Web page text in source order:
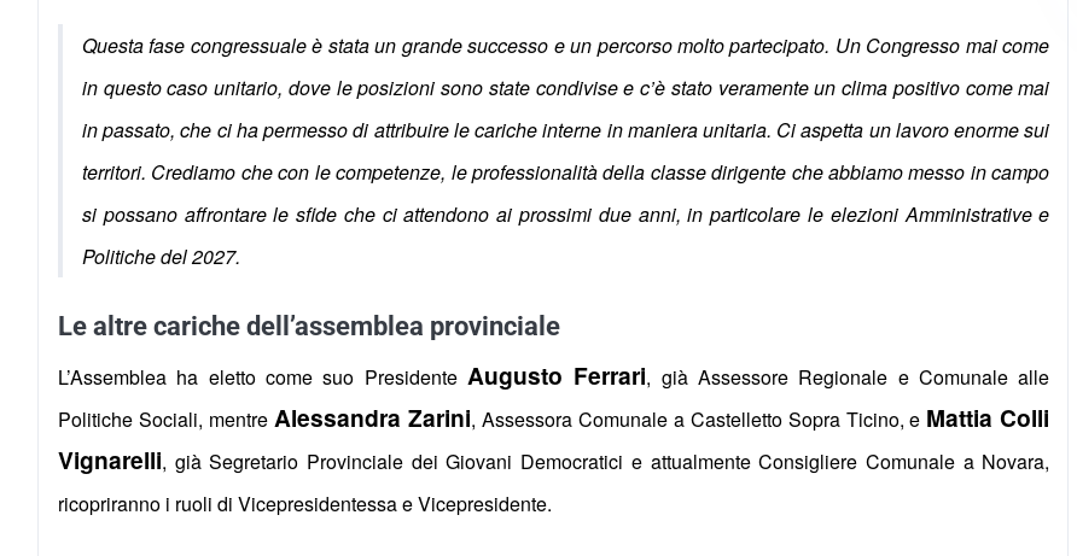
Questa fase congressuale è stata un grande successo e un percorso molto partecipato. Un Congresso mai come
in questo caso unitario, dove le posizioni sono state condivise e c’è stato veramente un clima positivo come mai
in passato, che ci ha permesso di attribuire le cariche interne in maniera unitaria. Ci aspetta un lavoro enorme sui
territori. Crediamo che con le competenze, le professionalità della classe dirigente che abbiamo messo in campo
si possano affrontare le sfide che ci attendono ai prossimi due anni, in particolare le elezioni Amministrative e
Politiche del 2027.
Le altre cariche dell’assemblea provinciale
L’Assemblea ha eletto come suo Presidente Augusto Ferrari, già Assessore Regionale e Comunale alle
Politiche Sociali, mentre Alessandra Zarini, Assessora Comunale a Castelletto Sopra Ticino, e Mattia Colli
Vignarelli, già Segretario Provinciale dei Giovani Democratici e attualmente Consigliere Comunale a Novara,
ricopriranno i ruoli di Vicepresidentessa e Vicepresidente.